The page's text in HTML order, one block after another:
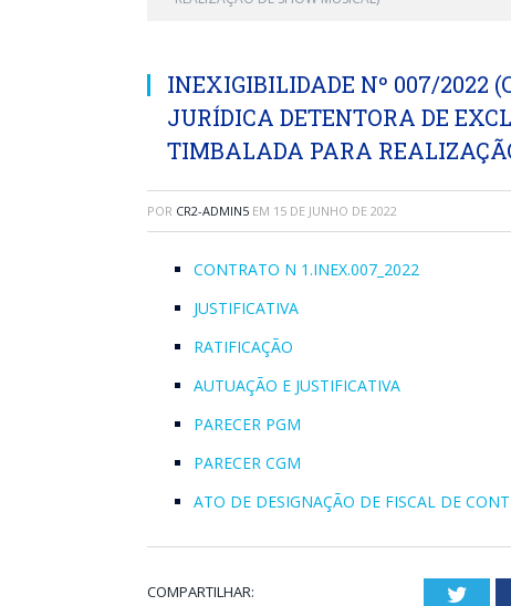
INEXIGIBILIDADE Nº 007/2022
JURÍDICA DETENTORA DE
TIMBALADA PARA
POR CR2-ADMIN5 EM 15 DE JUNHO DE 2022
CONTRATO N 1.INEX.007_2022
JUSTIFICATIVA
RATIFICAÇÃO
AUTUAÇÃO E JUSTIFICATIVA
PARECER PGM
PARECER CGM
ATO DE DESIGNAÇÃO DE FISCAL DE
COMPARTILHAR: